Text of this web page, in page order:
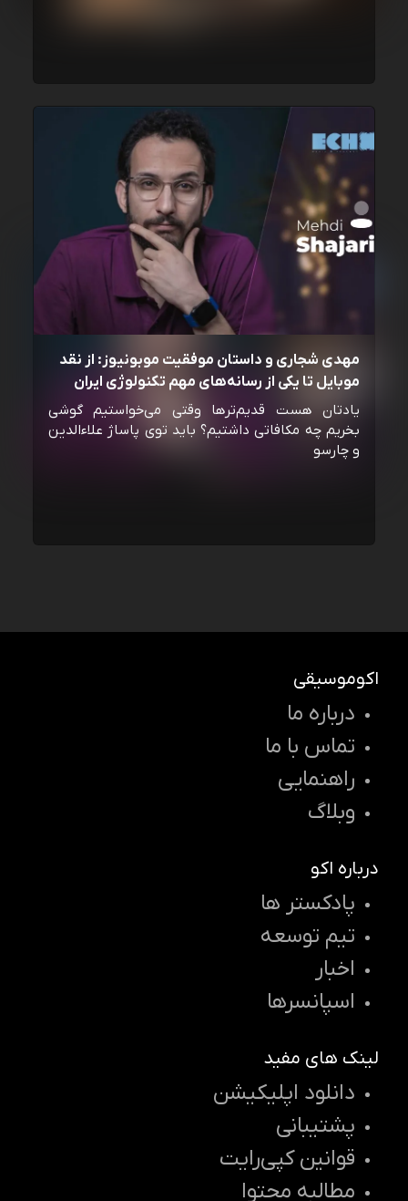
مهدی شجاری و داستان موفقیت موبونیوز: از نقد
موبایل تا یکی از رسانه‌‌های مهم تکنولوژی ایران
یادتان هست قدیم‌ترها وقتی می‌خواستیم گوشی
بخریم چه مکافاتی داشتیم؟ باید توی پاساژ علاءالدین
و چارسو
اکوموسیقی
درباره ما
تماس با ما
راهنمایی
وبلاگ
درباره اکو
پادکستر ها
تیم توسعه
اخبار
اسپانسرها
لینک های مفید
دانلود اپلیکیشن
پشتیبانی
قوانین کپی‌رایت
مطالبه محتوا